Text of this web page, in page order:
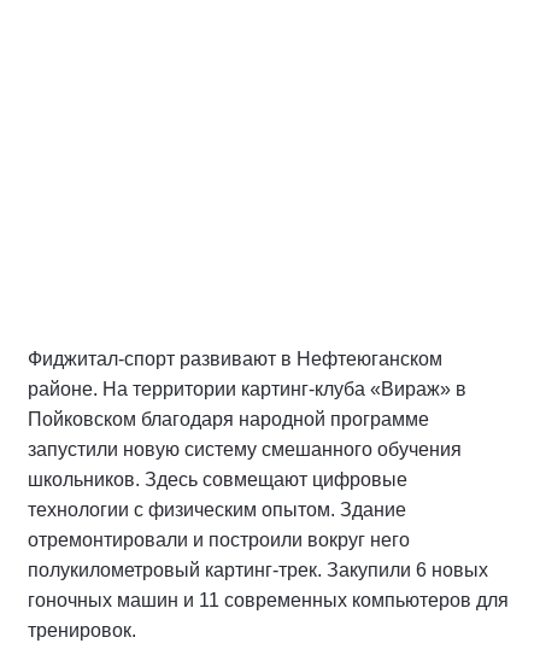
Фиджитал-спорт развивают в Нефтеюганском
районе. На территории картинг-клуба «Вираж» в
Пойковском благодаря народной программе
запустили новую систему смешанного обучения
школьников. Здесь совмещают цифровые
технологии с физическим опытом. Здание
отремонтировали и построили вокруг него
полукилометровый картинг-трек. Закупили 6 новых
гоночных машин и 11 современных компьютеров для
тренировок.